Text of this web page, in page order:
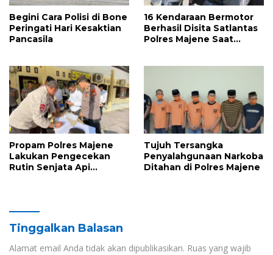
Begini Cara Polisi di Bone
Peringati Hari Kesaktian
Pancasila
16 Kendaraan Bermotor
Berhasil Disita Satlantas
Polres Majene Saat
Propam Polres Majene
Lakukan Pengecekan
Rutin Senjata Api
Tujuh Tersangka
Penyalahgunaan Narkoba
Ditahan di Polres Majene
Tinggalkan Balasan
Alamat email Anda tidak akan dipublikasikan. Ruas yang wajib